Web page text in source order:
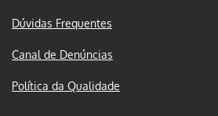
Dúvidas Frequentes
Canal de Denúncias
Política da Qualidade